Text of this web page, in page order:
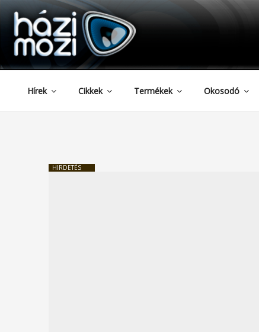
Tartalomhoz
HAZIMOZI
Hírek Cikkek Termékek Okosodó
HIRDETÉS